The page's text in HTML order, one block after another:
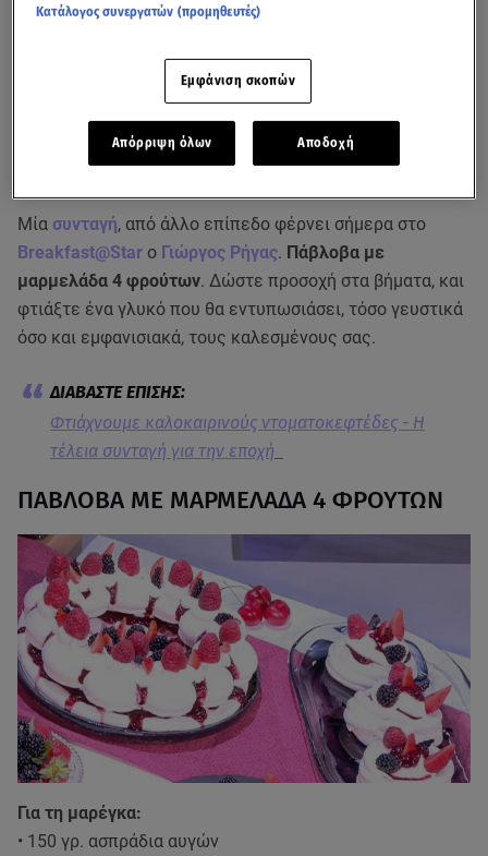
Μία συνταγή, από άλλο επίπεδο φέρνει σήμερα στο
Breakfast@Star ο Γιώργος Ρήγας. Πάβλοβα με
μαρμελάδα 4 φρούτων. Δώστε προσοχή στα βήματα, και
φτιάξτε ένα γλυκό που θα εντυπωσιάσει, τόσο γευστικά
όσο και εμφανισιακά, τους καλεσμένους σας.
Φτιάχνουμε καλοκαιρινούς ντοματοκεφτέδες - Η
τέλεια συνταγή για την εποχή
ΠΑΒΛΟΒΑ ΜΕ ΜΑΡΜΕΛΑΔΑ 4 ΦΡΟΥΤΩΝ
Για τη μαρέγκα:
• 150 γρ. ασπράδια αυγών
Κατάλογος συνεργατών (προμηθευτές)
Εμφάνιση σκοπών
Απόρριψη όλων Αποδοχή